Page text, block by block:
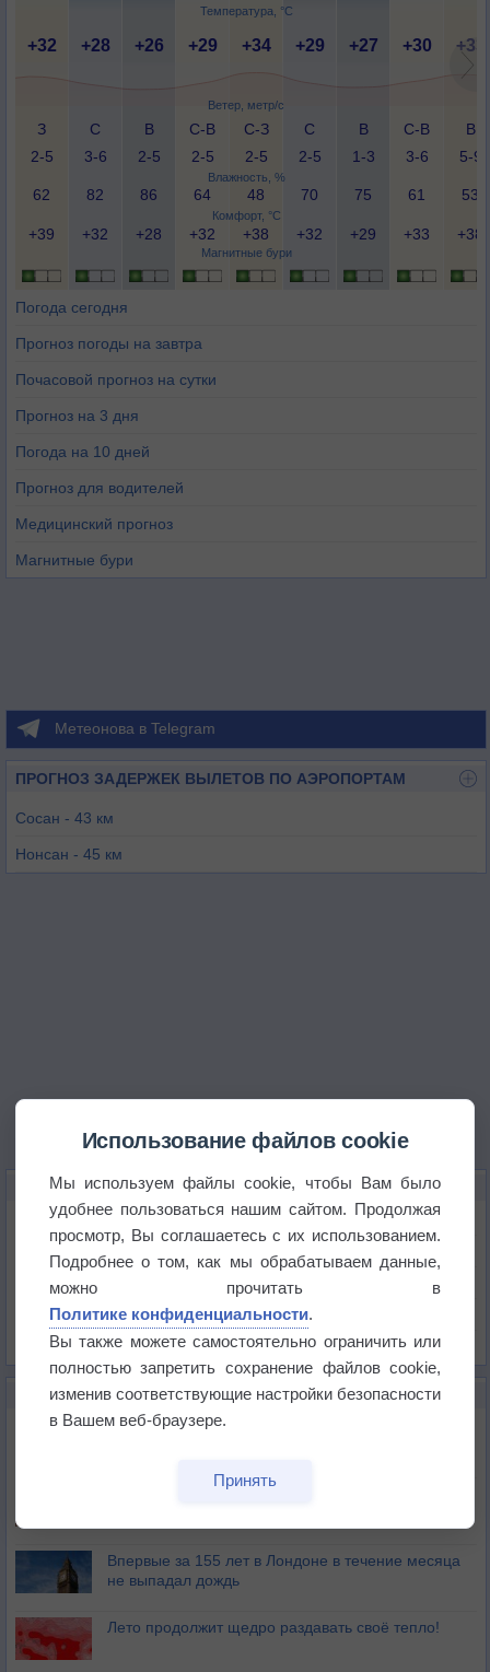
Температура, °C
Ветер, метр/с
Влажность, %
Комфорт, °C
Магнитные бури
+32 +28 +26 +29 +34 +29 +27 +30 +33
З
2-5
С
3-6
В
2-5
С-В
2-5
С-З
2-5
С
2-5
В
1-3
С-В
3-6
В
5-9
62 82 86 64 48 70 75 61 53
+39 +32 +28 +32 +38 +32 +29 +33 +38
Погода сегодня
Прогноз погоды на завтра
Почасовой прогноз на сутки
Прогноз на 3 дня
Погода на 10 дней
Прогноз для водителей
Медицинский прогноз
Магнитные бури
Метеонова в Telegram
ПРОГНОЗ ЗАДЕРЖЕК ВЫЛЕТОВ ПО АЭРОПОРТАМ
Сосан - 43 км
Нонсан - 45 км
КАРТЫ ПОГОДЫ В ПОРЁНЕ
Температура
Давление
Осадки
Облачность
Список всех карт
НОВОЕ О ПОГОДЕ
Дневная температура воздуха в ОАЭ превысила
Европейские столицы бьют рекорды жары
Впервые за 155 лет в Лондоне в течение месяца
не выпадал дождь
Лето продолжит щедро раздавать своё тепло!
Использование файлов cookie
Мы используем файлы cookie, чтобы Вам было
удобнее пользоваться нашим сайтом. Продолжая
просмотр, Вы соглашаетесь с их использованием.
Подробнее о том, как мы обрабатываем данные,
можно прочитать в
Политике конфиденциальности.
Вы также можете самостоятельно ограничить или
полностью запретить сохранение файлов cookie,
изменив соответствующие настройки безопасности
в Вашем веб-браузере.
Принять